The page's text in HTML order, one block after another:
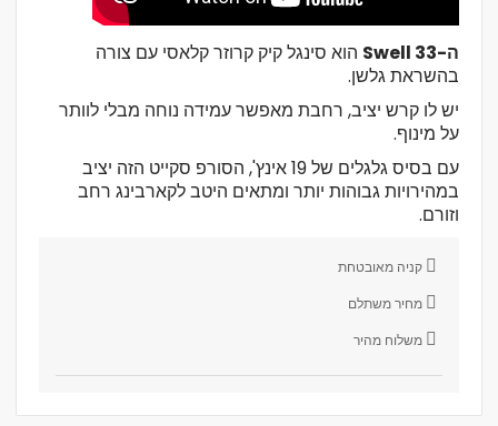
ה-Swell 33
הוא סינגל קיק קרוזר קלאסי עם צורה
בהשראת גלשן.
יש לו קרש יציב, רחבת מאפשר עמידה נוחה מבלי לוותר
על מינוף.
עם בסיס גלגלים של 19 אינץ', הסורפ סקייט הזה יציב
במהירויות גבוהות יותר ומתאים היטב לקארבינג רחב
וזורם.
קניה מאובטחת
מחיר משתלם
משלוח מהיר